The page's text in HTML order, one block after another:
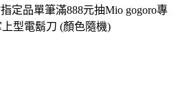
定品單筆滿888元抽Mio gogoro專
型電鬍刀 (顏色隨機)